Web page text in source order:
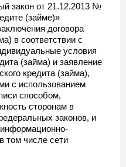
закон от 21.12.2013 №
(займе)»
договора
в соответствии с
условия
(займа) и заявление
кредита (займа),
с использованием
способом,
сторонам в
законов, и
том числе сети